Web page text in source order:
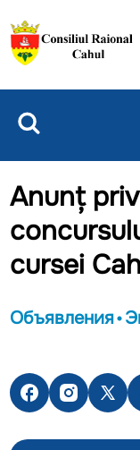
Anunț
cursei
Объявления